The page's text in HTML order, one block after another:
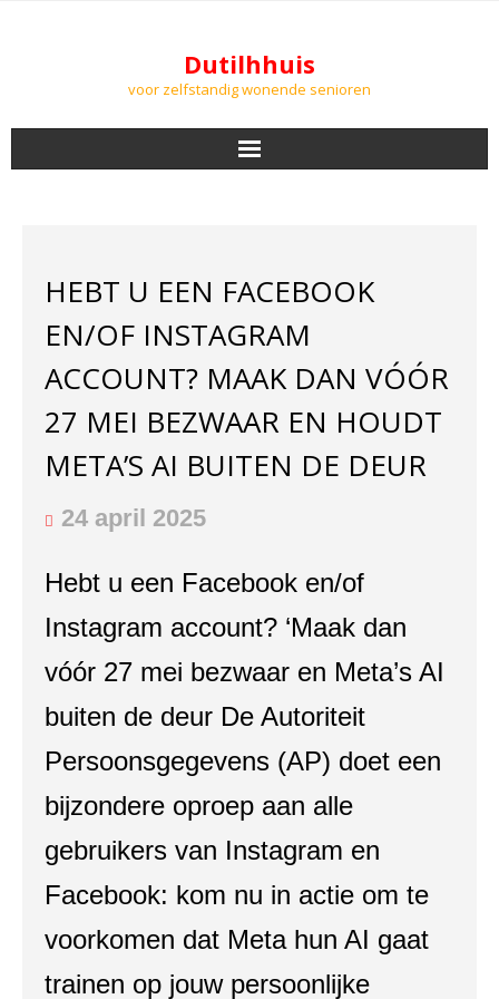
Dutilhhuis
voor zelfstandig wonende senioren
DOWNLOADS
PODCASTS
AGENDA
LUCHTKWALITEIT
HEBT U EEN FACEBOOK
EN/OF INSTAGRAM
ACCOUNT? MAAK DAN VÓÓR
27 MEI BEZWAAR EN HOUDT
META’S AI BUITEN DE DEUR
24 april 2025
Hebt u een Facebook en/of
Instagram account? ‘Maak dan
vóór 27 mei bezwaar en Meta’s AI
buiten de deur De Autoriteit
Persoonsgegevens (AP) doet een
bijzondere oproep aan alle
gebruikers van Instagram en
Facebook: kom nu in actie om te
voorkomen dat Meta hun AI gaat
trainen op jouw persoonlijke